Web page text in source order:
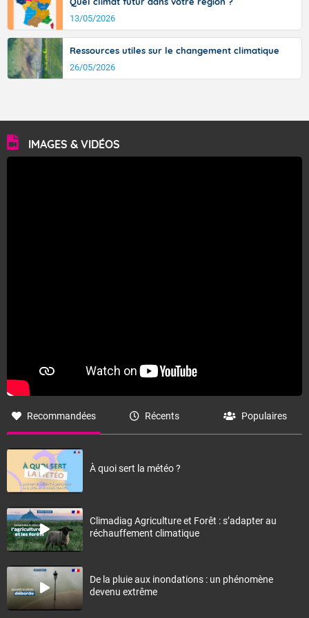
13/05/2026
Ressources utiles sur le changement climatique
26/05/2026
IMAGES & VIDÉOS
Recommandées Récents Populaires
À quoi sert la météo ?
Climadiag Agriculture et Forêt : s’adapter au
réchauffement climatique
De la pluie aux inondations : un phénomène
devenu extrême